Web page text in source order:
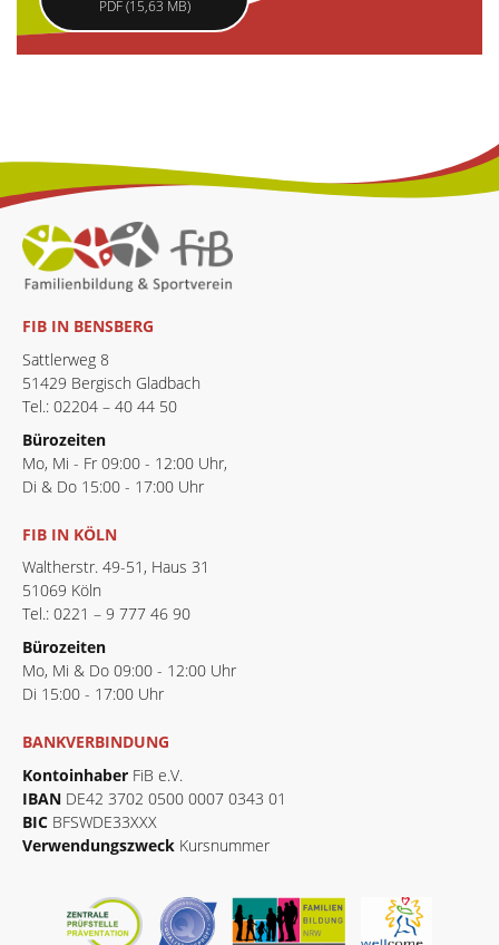
PDF (15,63 MB)
FIB IN BENSBERG
Sattlerweg 8
51429 Bergisch Gladbach
Tel.: 02204 – 40 44 50
Bürozeiten
Mo, Mi - Fr 09:00 - 12:00 Uhr,
Di & Do 15:00 - 17:00 Uhr
FIB IN KÖLN
Waltherstr. 49-51, Haus 31
51069 Köln
Tel.: 0221 – 9 777 46 90
Bürozeiten
Mo, Mi & Do 09:00 - 12:00 Uhr
Di 15:00 - 17:00 Uhr
BANKVERBINDUNG
Kontoinhaber FiB e.V.
IBAN DE42 3702 0500 0007 0343 01
BIC BFSWDE33XXX
Verwendungszweck Kursnummer